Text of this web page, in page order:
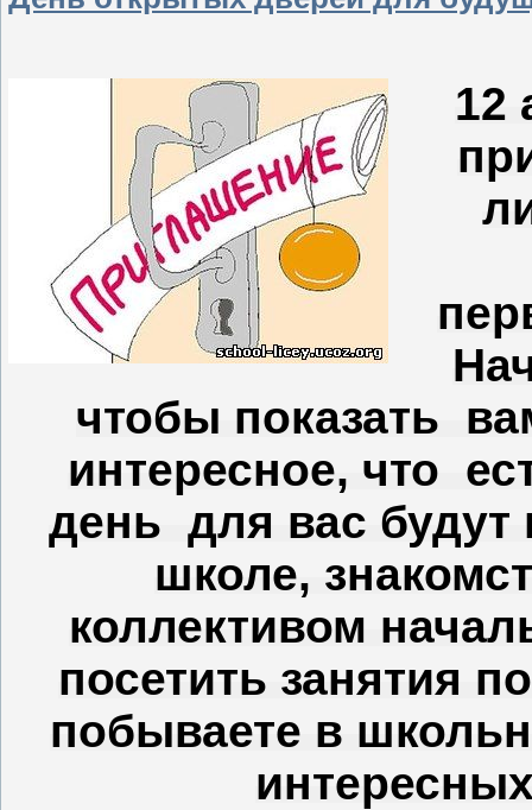
12
чтобы показать
интересное, что
день для вас
школе,
коллективом
посетить занятия
побываете в